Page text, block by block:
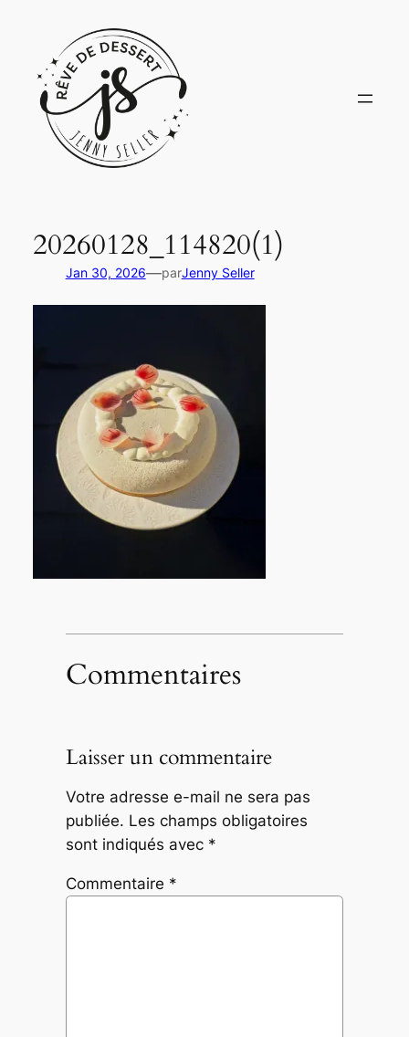
contenu
20260128_114820(1)
Jan 30, 2026—parJenny Seller
Commentaires
Laisser un commentaire
Votre adresse e-mail ne sera pas
publiée. Les champs obligatoires
sont indiqués avec *
Commentaire *